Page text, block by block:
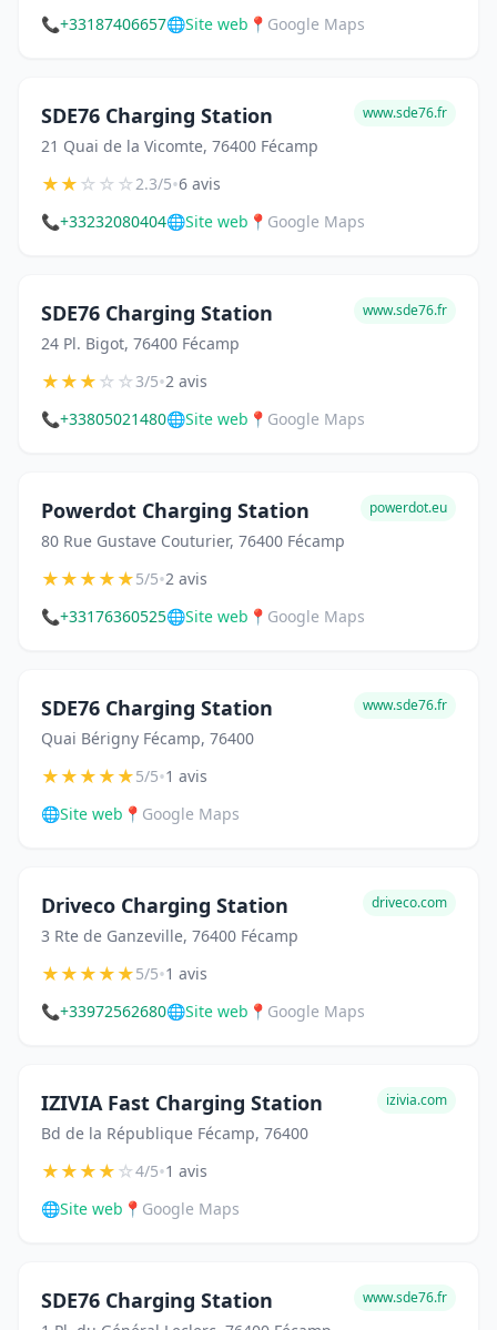
📞+33187406657🌐Site web 📍 Google Maps
SDE76 Charging Station
21 Quai de la Vicomte, 76400 Fécamp
www.sde76.fr
★★☆☆☆2.3/5•6 avis
📞+33232080404🌐Site web 📍 Google Maps
SDE76 Charging Station
24 Pl. Bigot, 76400 Fécamp
www.sde76.fr
★★★☆☆3/5•2 avis
📞+33805021480🌐Site web 📍 Google Maps
Powerdot Charging Station
80 Rue Gustave Couturier, 76400 Fécamp
powerdot.eu
★★★★★5/5•2 avis
📞+33176360525🌐Site web 📍 Google Maps
SDE76 Charging Station
Quai Bérigny Fécamp, 76400
www.sde76.fr
★★★★★5/5•1 avis
🌐Site web 📍 Google Maps
Driveco Charging Station
3 Rte de Ganzeville, 76400 Fécamp
driveco.com
★★★★★5/5•1 avis
📞+33972562680🌐Site web 📍 Google Maps
IZIVIA Fast Charging Station
Bd de la République Fécamp, 76400
izivia.com
★★★★☆4/5•1 avis
🌐Site web 📍 Google Maps
SDE76 Charging Station www.sde76.fr